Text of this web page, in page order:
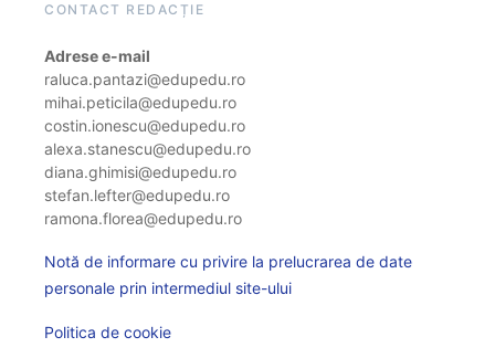
CONTACT REDACȚIE
Adrese e-mail
raluca.pantazi@edupedu.ro
mihai.peticila@edupedu.ro
costin.ionescu@edupedu.ro
alexa.stanescu@edupedu.ro
diana.ghimisi@edupedu.ro
stefan.lefter@edupedu.ro
ramona.florea@edupedu.ro
Notă de informare cu privire la prelucrarea de date
personale prin intermediul site-ului
Politica de cookie